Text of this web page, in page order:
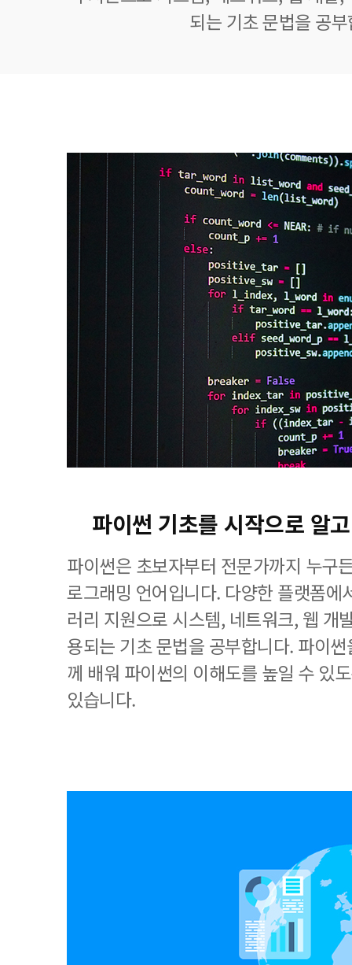
되는 기초 문법을 공
파이썬 기초를 시작으로 알
파이썬은 초보자부터 전문가까지 누구
로그래밍 언어입니다. 다양한 플랫폼에
러리 지원으로 시스템, 네트워크, 웹 개
용되는 기초 문법을 공부합니다. 파이
께 배워 파이썬의 이해도를 높일 수 있
있습니다.